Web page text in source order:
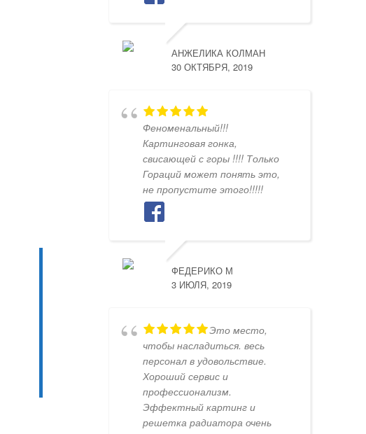
АНЖЕЛИКА КОЛМАН
30 ОКТЯБРЯ, 2019
Феноменальный!!!
Картинговая гонка,
свисающей с горы !!!! Только
Гораций может понять это,
не пропустите этого!!!!!
ФЕДЕРИКО М
3 ИЮЛЯ, 2019
Это место,
чтобы насладиться. весь
персонал в удовольствие.
Хороший сервис и
профессионализм.
Эффектный картинг и
решетка радиатора очень